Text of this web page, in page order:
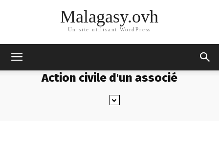
Malagasy.ovh
Un site utilisant WordPress
Action civile d'un associé